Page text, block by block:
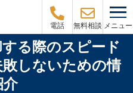
電話 無料相談 メニュー
る際のスピード
しないための情
介